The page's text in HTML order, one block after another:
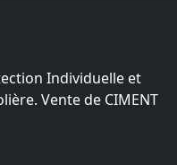
Individuelle et
Vente de CIMENT